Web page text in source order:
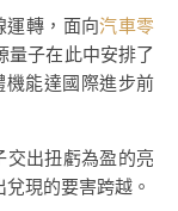
運轉，面向汽車零
量子在此中安排了
能達國際進步前
交出扭虧為盈的亮
現的要害跨越。